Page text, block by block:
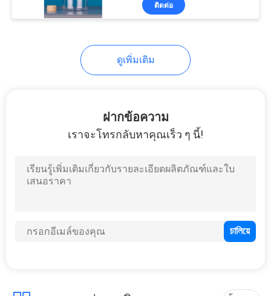
ขวดปั๊มล้างมือ
ติดต่อ
ดูเพิ่มเติม
ฝากข้อความ
เราจะโทรกลับหาคุณเร็ว ๆ นี้!